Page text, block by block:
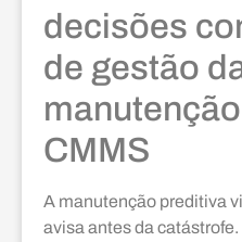
decisões
de gestão
CMMS
A manutenção preditiva
avisa antes da catástrofe.